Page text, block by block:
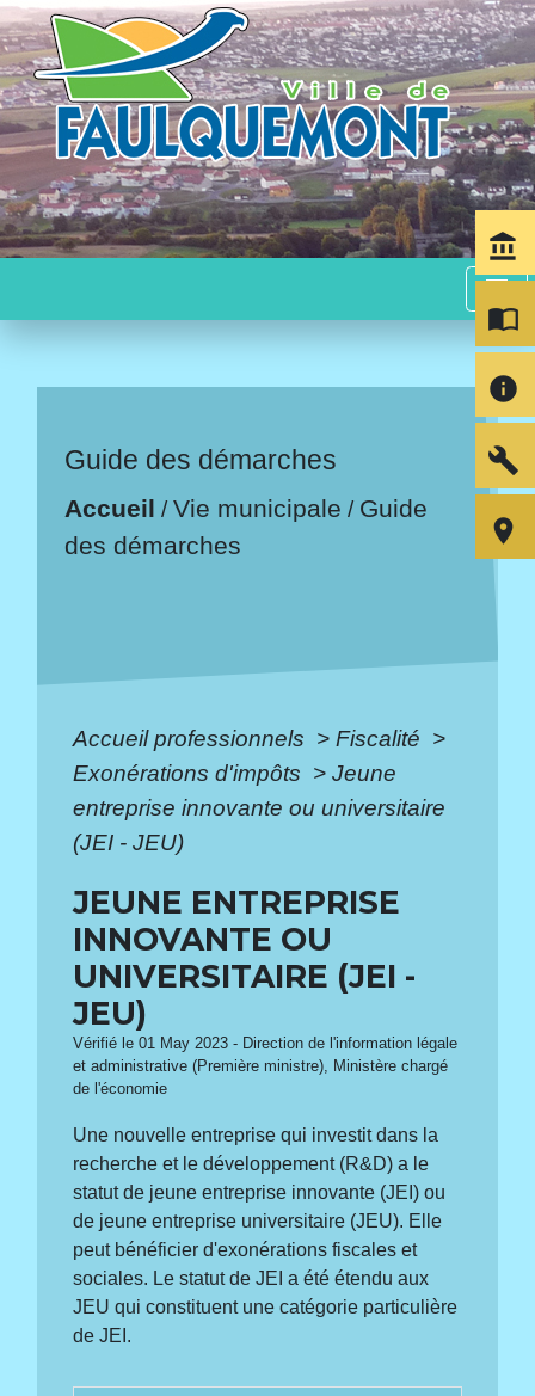
menu
Guide des démarches
Accueil /Vie municipale / Guide
des démarches
Accueil professionnels > Fiscalité >
Exonérations d'impôts > Jeune
entreprise innovante ou universitaire
(JEI - JEU)
JEUNE ENTREPRISE
INNOVANTE OU
UNIVERSITAIRE (JEI -
JEU)
Vérifié le 01 May 2023 - Direction de l'information légale
et administrative (Première ministre), Ministère chargé
de l'économie
Une nouvelle entreprise qui investit dans la
recherche et le développement (R&D) a le
statut de jeune entreprise innovante (JEI) ou
de jeune entreprise universitaire (JEU). Elle
peut bénéficier d'exonérations fiscales et
sociales. Le statut de JEI a été étendu aux
JEU qui constituent une catégorie particulière
de JEI.
account_balance
import_contacts
info
build
room